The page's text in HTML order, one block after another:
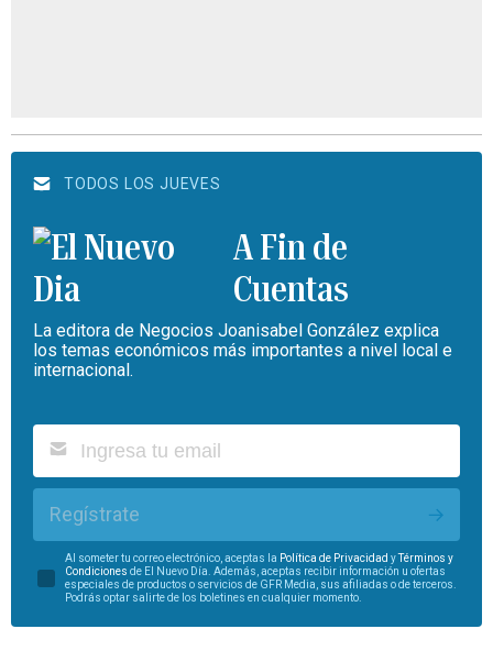
TODOS LOS JUEVES
A Fin de
Cuentas
La editora de Negocios Joanisabel González explica
los temas económicos más importantes a nivel local e
internacional.
Regístrate
Al someter tu correo electrónico, aceptas la Política de Privacidad y
Términos y
Condiciones de El Nuevo Día. Además, aceptas recibir información u ofertas
especiales de productos o servicios de GFR Media, sus afiliadas o de terceros.
Podrás optar salirte de los boletines en cualquier momento.